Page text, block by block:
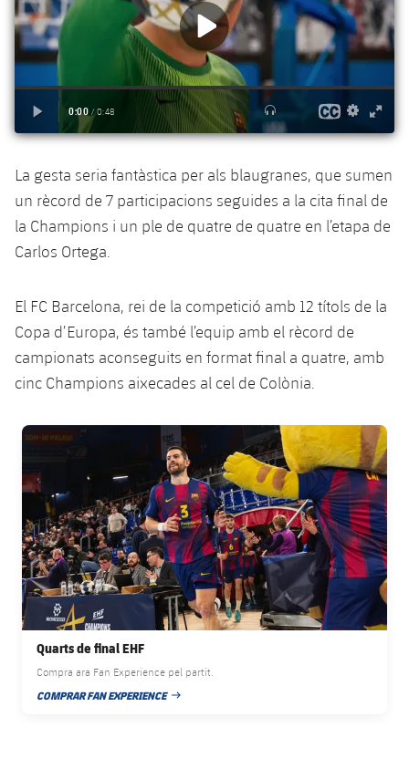
Calendari
Classificació
Voleibol masculí
Voleibol femení
Apunta't a les amateurs
Carnet de l'Esportista Amateur
PLUSICON
MÉS
League of Legends
VALORANT Rising
eFootball
La gesta seria fantàstica per als blaugranes, que sumen
un rècord de 7 participacions seguides a la cita final de
la Champions i un ple de quatre de quatre en l’etapa de
Carlos Ortega.
El FC Barcelona, rei de la competició amb 12 títols de la
Copa d’Europa, és també l’equip amb el rècord de
campionats aconseguits en format final a quatre, amb
cinc Champions aixecades al cel de Colònia.
FC Barcelona club badge
Quarts de final EHF
Compra ara Fan Experience pel partit.
COMPRAR FAN EXPERIENCE
DATA DE PUBLICACIÓ